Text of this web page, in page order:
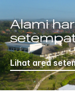
Alami
Lihat area